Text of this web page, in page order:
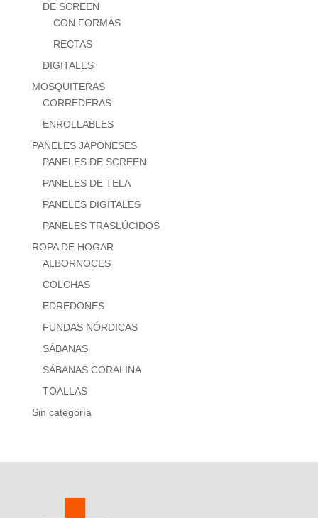
DE SCREEN
CON FORMAS
RECTAS
DIGITALES
MOSQUITERAS
CORREDERAS
ENROLLABLES
PANELES JAPONESES
PANELES DE SCREEN
PANELES DE TELA
PANELES DIGITALES
PANELES TRASLÚCIDOS
ROPA DE HOGAR
ALBORNOCES
COLCHAS
EDREDONES
FUNDAS NÓRDICAS
SÁBANAS
SÁBANAS CORALINA
TOALLAS
Sin categoría